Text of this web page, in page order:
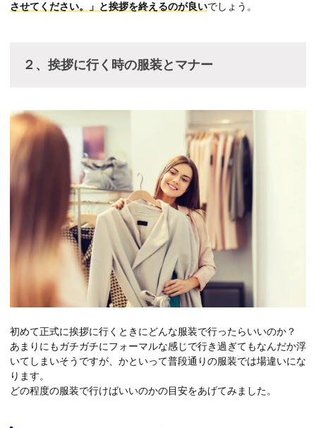
させてください。」と挨拶を終えるのが良いでしょう。
２、挨拶に行く時の服装とマナー
初めて正式に挨拶に行くときにどんな服装で行ったらいいのか？
あまりにもガチガチにフォーマルな感じで行き過ぎてもなんだか浮
いてしまいそうですが、かといって普段通りの服装では場違いにな
ります。
どの程度の服装で行けばいいのかの目安をあげてみました。